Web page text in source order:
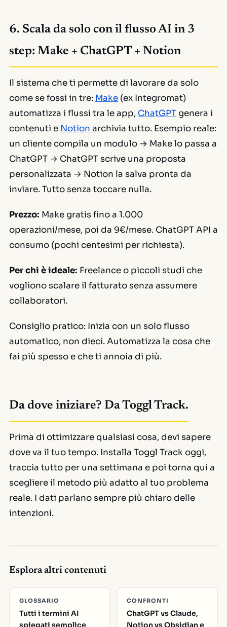
6. Scala da solo con il flusso AI in 3
step: Make + ChatGPT + Notion
Il sistema che ti permette di lavorare da solo
come se fossi in tre: Make (ex Integromat)
automatizza i flussi tra le app, ChatGPTgenera i
contenuti e Notion archivia tutto. Esempio reale:
un cliente compila un modulo → Make lo passa a
ChatGPT → ChatGPT scrive una proposta
personalizzata → Notion la salva pronta da
inviare. Tutto senza toccare nulla.
Prezzo: Make gratis fino a 1.000
operazioni/mese, poi da 9€/mese. ChatGPT API a
consumo (pochi centesimi per richiesta).
Per chi è ideale: Freelance o piccoli studi che
vogliono scalare il fatturato senza assumere
collaboratori.
Consiglio pratico: Inizia con un solo flusso
automatico, non dieci. Automatizza la cosa che
fai più spesso e che ti annoia di più.
Da dove iniziare? Da Toggl Track.
Prima di ottimizzare qualsiasi cosa, devi sapere
dove va il tuo tempo. Installa Toggl Track oggi,
traccia tutto per una settimana e poi torna qui a
scegliere il metodo più adatto al tuo problema
reale. I dati parlano sempre più chiaro delle
intenzioni.
Esplora altri contenuti
GLOSSARIO
Tutti i termini AI
spiegati semplice
CONFRONTI
ChatGPT vs Claude,
Notion vs Obsidian e